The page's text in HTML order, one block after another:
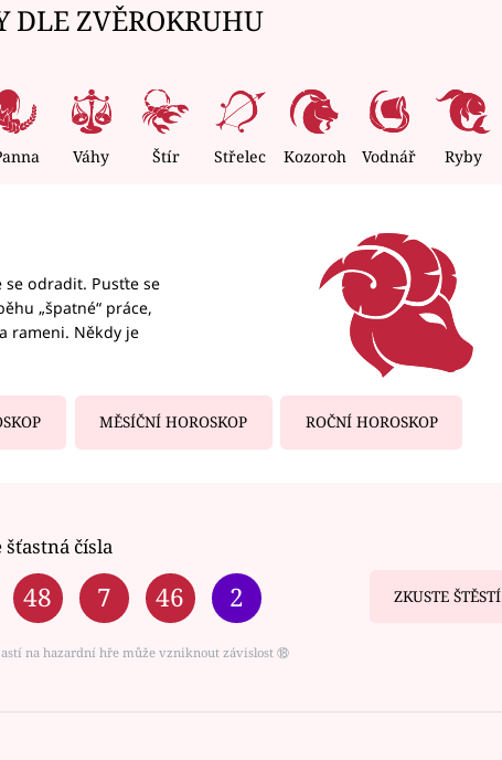
DLE ZVĚROKRUHU
Váhy Štír Střelec Kozoroh Vodnář Ryby
odradit. Pusťte se
„špatné“ práce,
rameni. Někdy je
MĚSÍČNÍ HOROSKOP ROČNÍ HOROSKOP
šťastná čísla
48 7 46 2 ZKUSTE ŠTĚSTÍ
na hazardní hře může vzniknout závislost ⑱